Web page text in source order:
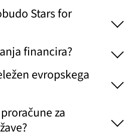
Stars for
financira?
evropskega
za